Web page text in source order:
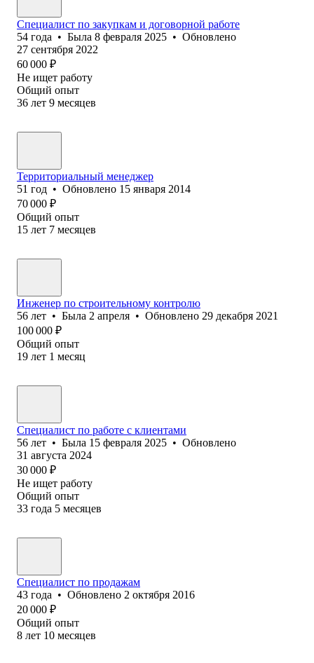
Специалист по закупкам и договорной работе
54 года • Была 8 февраля 2025 • Обновлено
27 сентября 2022
60 000 ₽
Не ищет работу
Общий опыт
36 лет 9 месяцев
Территориальный менеджер
51 год • Обновлено 15 января 2014
70 000 ₽
Общий опыт
15 лет 7 месяцев
Инженер по строительному контролю
56 лет • Была 2 апреля • Обновлено 29 декабря 2021
100 000 ₽
Общий опыт
19 лет 1 месяц
Специалист по работе с клиентами
56 лет • Была 15 февраля 2025 • Обновлено
31 августа 2024
30 000 ₽
Не ищет работу
Общий опыт
33 года 5 месяцев
Специалист по продажам
43 года • Обновлено 2 октября 2016
20 000 ₽
Общий опыт
8 лет 10 месяцев